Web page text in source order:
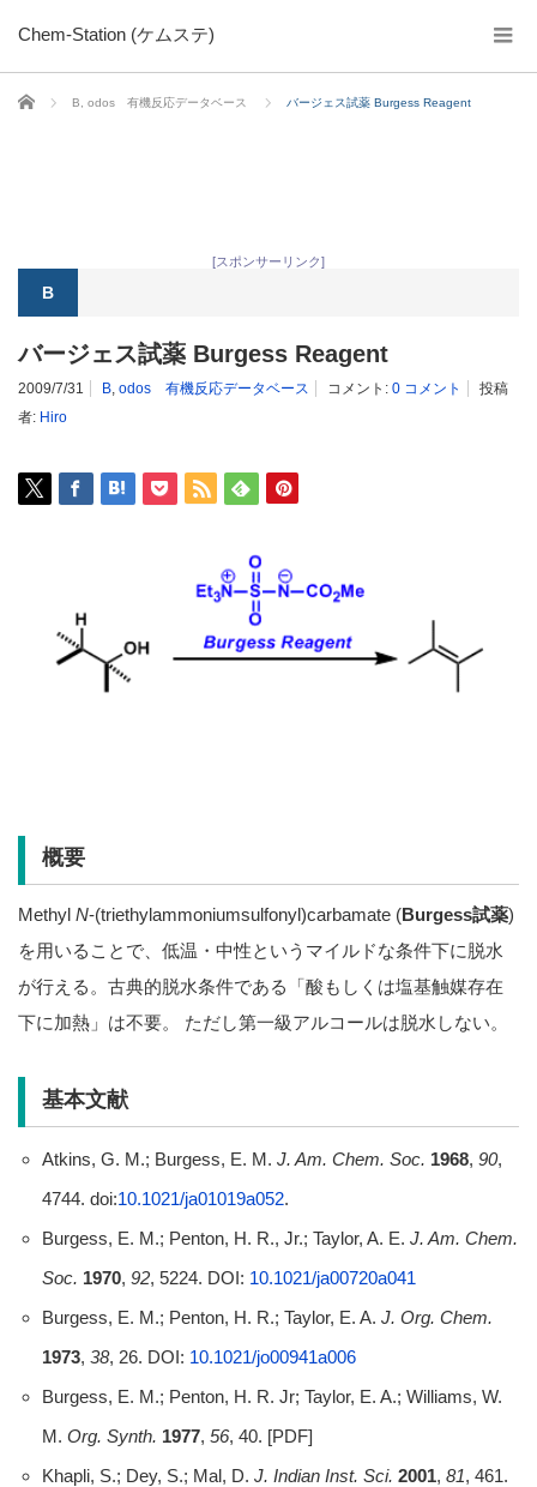
Chem-Station (ケムステ)
ホーム B odos 有機反応データベース バージェス試薬 Burgess Reagent
[スポンサーリンク]
B
バージェス試薬 Burgess Reagent
2009/7/31 B, odos 有機反応データベース コメント: 0 コメント
投稿
者: Hiro
概要
Methyl N-(triethylammoniumsulfonyl)carbamate (Burgess試薬)
を用いることで、低温・中性というマイルドな条件下に脱水
が行える。古典的脱水条件である「酸もしくは塩基触媒存在
下に加熱」は不要。 ただし第一級アルコールは脱水しない。
基本文献
Atkins, G. M.; Burgess, E. M. J. Am. Chem. Soc. 1968, 90,
4744. doi:10.1021/ja01019a052.
Burgess, E. M.; Penton, H. R., Jr.; Taylor, A. E. J. Am. Chem.
Soc. 1970, 92, 5224. DOI: 10.1021/ja00720a041
Burgess, E. M.; Penton, H. R.; Taylor, E. A. J. Org. Chem.
1973, 38, 26. DOI: 10.1021/jo00941a006
Burgess, E. M.; Penton, H. R. Jr; Taylor, E. A.; Williams, W.
M. Org. Synth. 1977, 56, 40. [PDF]
Khapli, S.; Dey, S.; Mal, D. J. Indian Inst. Sci. 2001, 81, 461.